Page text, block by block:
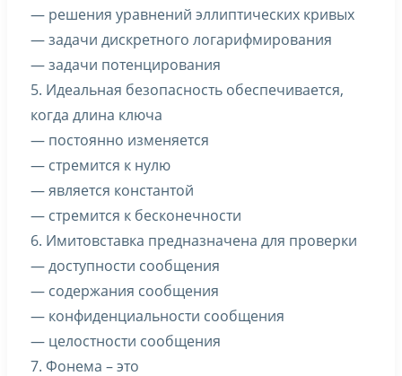
— решения уравнений эллиптических кривых
— задачи дискретного логарифмирования
— задачи потенцирования
5. Идеальная безопасность обеспечивается,
когда длина ключа
— постоянно изменяется
— стремится к нулю
— является константой
— стремится к бесконечности
6. Имитовставка предназначена для проверки
— доступности сообщения
— содержания сообщения
— конфиденциальности сообщения
— целостности сообщения
7. Фонема – это